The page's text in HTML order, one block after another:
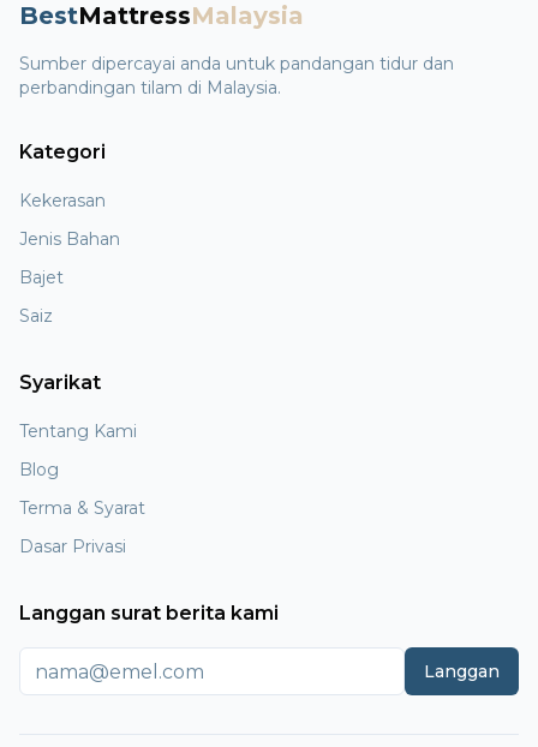
BestMattressMalaysia
Sumber dipercayai anda untuk pandangan tidur dan
perbandingan tilam di Malaysia.
Kategori
Kekerasan
Jenis Bahan
Bajet
Saiz
Syarikat
Tentang Kami
Blog
Terma & Syarat
Dasar Privasi
Langgan surat berita kami
Langgan